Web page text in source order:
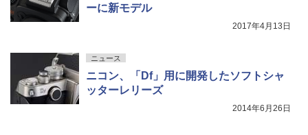
ーに新モデル
2017年4月13日
ニュース
ニコン、「Df」用に開発したソフトシャ
ッターレリーズ
2014年6月26日